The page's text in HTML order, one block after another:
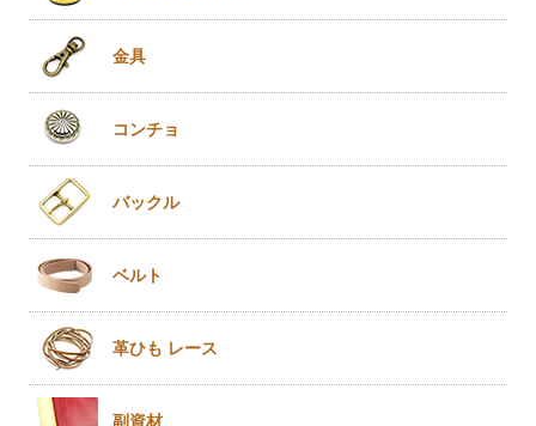
金具
コンチョ
バックル
ベルト
革ひも レース
副資材